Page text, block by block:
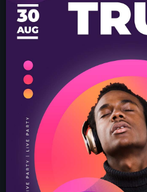
CONTACTO
PROGRAMAS
CONTACTO
Now playing